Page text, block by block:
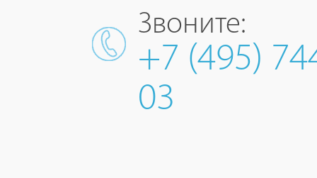
Звоните:
+7 (495)
03